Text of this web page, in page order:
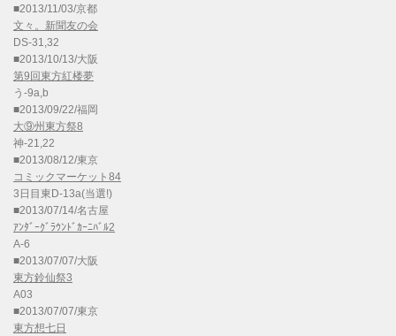
■2013/11/03/京都
文々。新聞友の会
DS-31,32
■2013/10/13/大阪
第9回東方紅楼夢
う-9a,b
■2013/09/22/福岡
大⑨州東方祭8
神-21,22
■2013/08/12/東京
コミックマーケット84
3日目東D-13a(当選!)
■2013/07/14/名古屋
ｱﾝﾀﾞｰｸﾞﾗｳﾝﾄﾞｶｰﾆﾊﾞﾙ2
A-6
■2013/07/07/大阪
東方鈴仙祭3
A03
■2013/07/07/東京
東方想七日